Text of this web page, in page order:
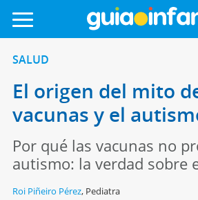
SALUD
El origen del mito
vacunas y el
Por qué las vacunas no
autismo: la verdad sobre
Roi Piñeiro Pérez, Pediatra